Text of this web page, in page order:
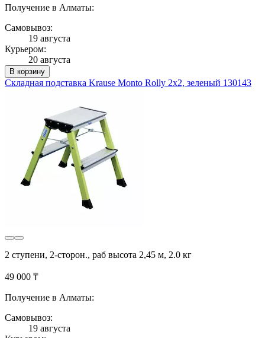
Получение в Алматы:
Самовывоз:
19 августа
Курьером:
20 августа
В корзину
Складная подставка Krause Monto Rolly 2х2, зеленый 130143
2 ступени, 2-сторон., раб высота 2,45 м, 2.0 кг
49 000 ₸
Получение в Алматы:
Самовывоз:
19 августа